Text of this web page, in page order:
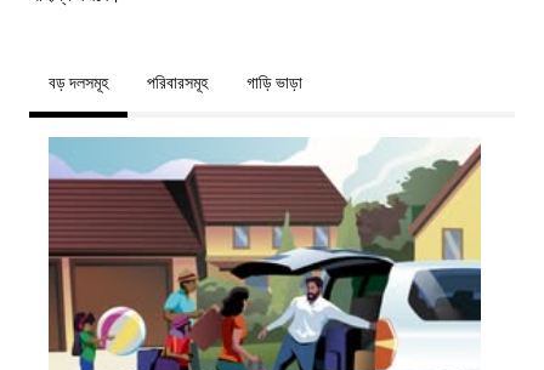
বড় দলসমূহ পরিবারসমূহ গাড়ি ভাড়া